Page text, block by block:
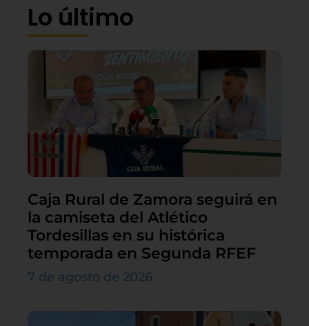
Lo último
Caja Rural de Zamora seguirá en
la camiseta del Atlético
Tordesillas en su histórica
temporada en Segunda RFEF
7 de agosto de 2026